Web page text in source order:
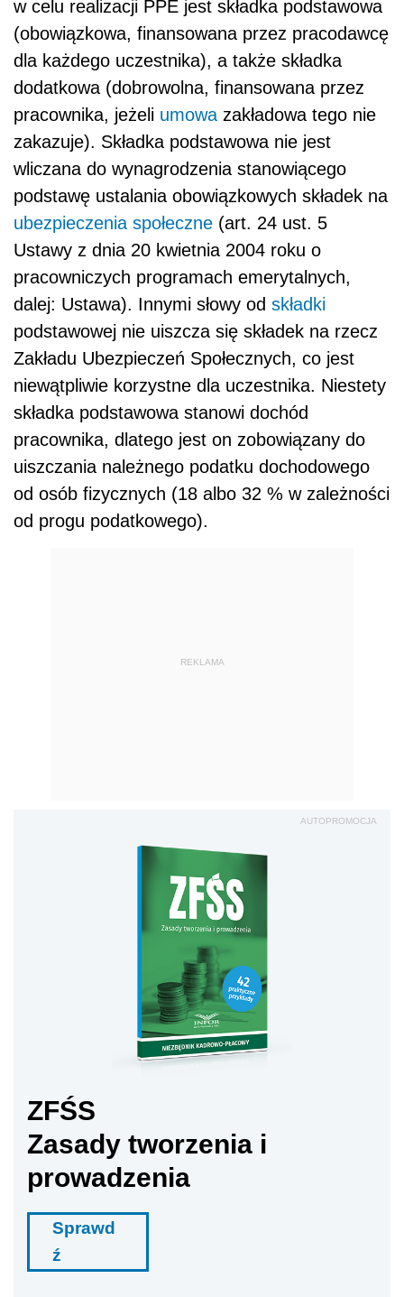
w celu realizacji PPE jest składka podstawowa
(obowiązkowa, finansowana przez pracodawcę
dla każdego uczestnika), a także składka
dodatkowa (dobrowolna, finansowana przez
pracownika, jeżeli umowa zakładowa tego nie
zakazuje). Składka podstawowa nie jest
wliczana do wynagrodzenia stanowiącego
podstawę ustalania obowiązkowych składek na
ubezpieczenia społeczne (art. 24 ust. 5
Ustawy z dnia 20 kwietnia 2004 roku o
pracowniczych programach emerytalnych,
dalej: Ustawa). Innymi słowy od składki
podstawowej nie uiszcza się składek na rzecz
Zakładu Ubezpieczeń Społecznych, co jest
niewątpliwie korzystne dla uczestnika. Niestety
składka podstawowa stanowi dochód
pracownika, dlatego jest on zobowiązany do
uiszczania należnego podatku dochodowego
od osób fizycznych (18 albo 32 % w zależności
od progu podatkowego).
REKLAMA
AUTOPROMOCJA
ZFŚS
Zasady tworzenia i
prowadzenia
Sprawd
ź